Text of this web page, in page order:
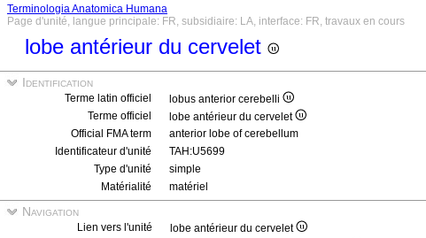
Terminologia Anatomica Humana
Page d'unité, langue principale: FR, subsidiaire: LA, interface: FR, travaux en cours
lobe antérieur du cervelet
Identification
Terme latin officiel
lobus anterior cerebelli
Terme officiel
lobe antérieur du cervelet
Official FMA term
anterior lobe of cerebellum
Identificateur d'unité
TAH:U5699
Type d'unité
simple
Matérialité
matériel
Navigation
Lien vers l'unité
lobe antérieur du cervelet